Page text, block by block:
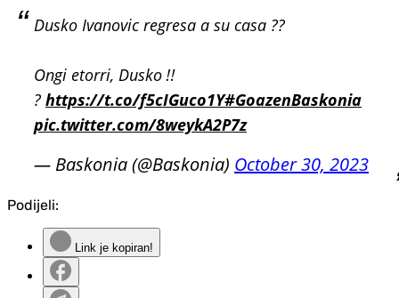
Dusko Ivanovic regresa a su casa ??
Ongi etorri, Dusko ‼️
?️ https://t.co/f5cIGuco1Y#GoazenBaskonia
pic.twitter.com/8weykA2P7z
— Baskonia (@Baskonia) October 30, 2023
Podijeli:
Link je kopiran!